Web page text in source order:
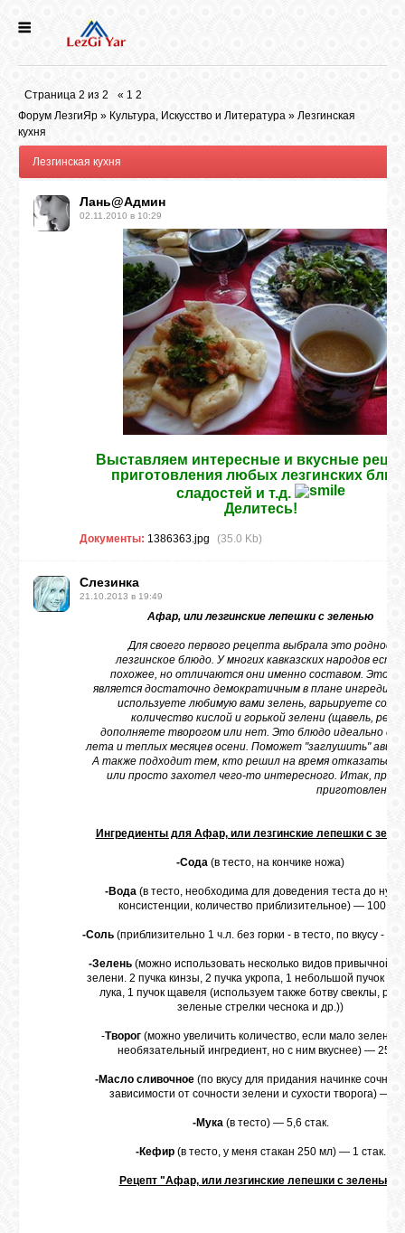
ИСТОРИЯ
КУЛЬТУРА
О САЙТЕ
Страница 2 из 2 « 1 2
Форум ЛезгиЯр » Культура, Искусство и Литература » Лезгинская
кухня
Лезгинская кухня
Лань@Админ
02.11.2010 в 10:29
Выставляем интересные и вкусные
приготовления любых лезгинских
сладостей и т.д.
Делитесь!
Документы: 1386363.jpg (35.0 Kb)
Слезинка
21.10.2013 в 19:49
Афар, или лезгинские лепешки с зеленью
Для своего первого рецепта выбрала это родное
лезгинское блюдо. У многих кавказских народов
похожее, но отличаются они именно составом. Этот
является достаточно демократичным в плане
используете любимую вами зелень, варьируете
количество кислой и горькой зелени (щавель,
дополняете творогом или нет. Это блюдо идеально
лета и теплых месяцев осени. Поможет "заглушить"
А также подходит тем, кто решил на время отказаться
или просто захотел чего-то интересного. Итак,
приготовлению
Ингредиенты для Афар, или лезгинские лепешки с
-Сода (в тесто, на кончике ножа)
-Вода(в тесто, необходима для доведения теста до
консистенции, количество приблизительное) — 100 мл
-Соль(приблизительно 1 ч.л. без горки - в тесто, по вкусу - в
-Зелень(можно использовать несколько видов привычной
зелени. 2 пучка кинзы, 2 пучка укропа, 1 небольшой пучок
лука, 1 пучок щавеля (используем также ботву свеклы,
зеленые стрелки чеснока и др.))
-Творог(можно увеличить количество, если мало зелени.
необязательный ингредиент, но с ним вкуснее) — 250 г
-Масло сливочное (по вкусу для придания начинке
зависимости от сочности зелени и сухости творога) — 50
-Мука(в тесто) — 5,6 стак.
-Кефир (в тесто, у меня стакан 250 мл) — 1 стак.
Рецепт "Афар, или лезгинские лепешки с зеленью